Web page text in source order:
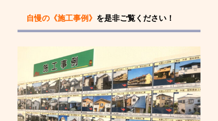
自慢の《施工事例》 を是非ご覧ください！